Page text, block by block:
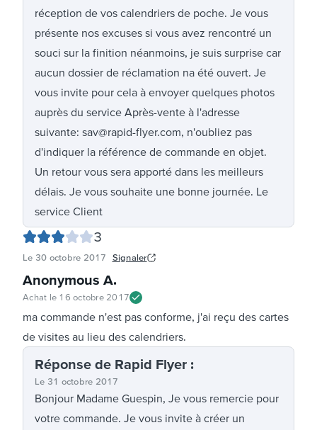
réception de vos calendriers de poche. Je vous
présente nos excuses si vous avez rencontré un
souci sur la finition néanmoins, je suis surprise car
aucun dossier de réclamation na été ouvert. Je
vous invite pour cela à envoyer quelques photos
auprès du service Après-vente à l'adresse
suivante: sav@rapid-flyer.com, n'oubliez pas
d'indiquer la référence de commande en objet.
Un retour vous sera apporté dans les meilleurs
délais. Je vous souhaite une bonne journée. Le
service Client
3
Le 30 octobre 2017 Signaler
Anonymous A.
Achat le 16 octobre 2017
ma commande n'est pas conforme, j'ai reçu des cartes
de visites au lieu des calendriers.
Réponse de Rapid Flyer :
Le 31 octobre 2017
Bonjour Madame Guespin, Je vous remercie pour
votre commande. Je vous invite à créer un